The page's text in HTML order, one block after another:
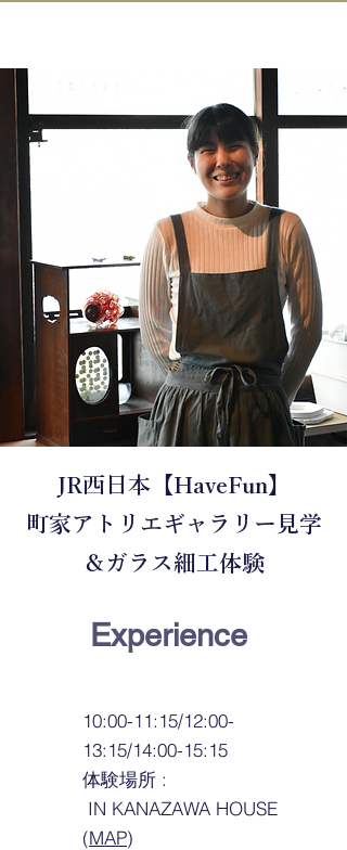
​JR西日本【HaveFun】
町家アトリエギャラリー見学
＆ガラス細工体験
​Experience
10:00-11:15/12:00-
13:15/14:00-15:15
体験場所 :
IN KANAZAWA HOUSE
(MAP)